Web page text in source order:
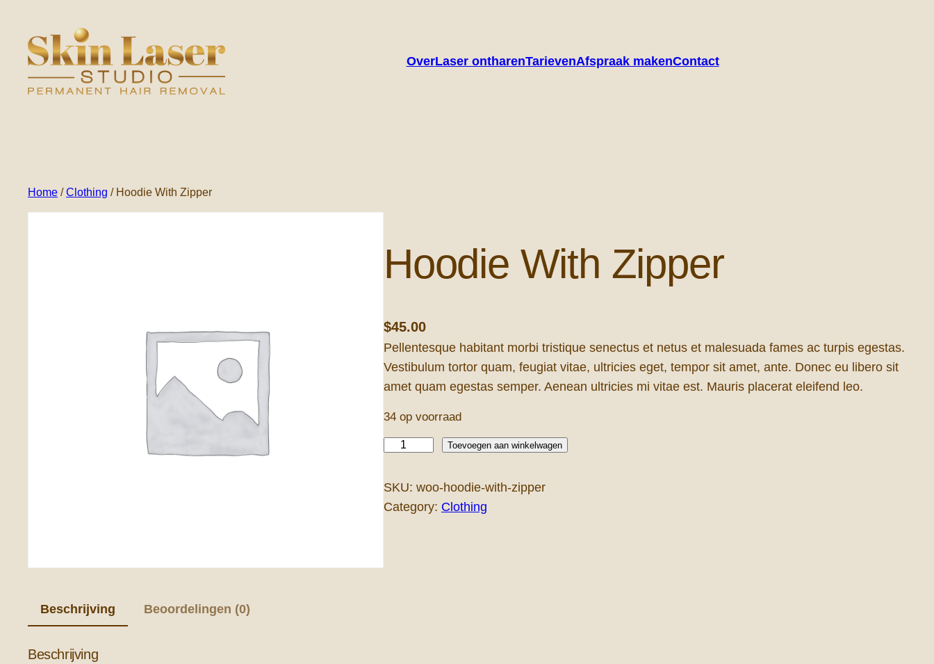
inhoud
OverLaser ontharenTarievenAfspraak makenContact
Home /Clothing / Hoodie With Zipper
Hoodie With Zipper
$45.00
Pellentesque habitant morbi tristique senectus et netus et malesuada fames ac turpis egestas.
Vestibulum tortor quam, feugiat vitae, ultricies eget, tempor sit amet, ante. Donec eu libero sit
amet quam egestas semper. Aenean ultricies mi vitae est. Mauris placerat eleifend leo.
34 op voorraad
o
d
Toevoegen aan winkelwagen
SKU: woo-hoodie-with-zipper
Category: Clothing
Beschrijving Beoordelingen (0)
Beschrijving